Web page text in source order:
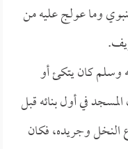
وما عولج عليه من
وسلم كان يتكئ أو
في أول بنائه قبل
النخل وجريده، فكان